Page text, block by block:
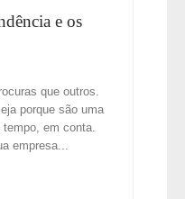
e os
que outros.
porque são uma
em conta.
empresa...